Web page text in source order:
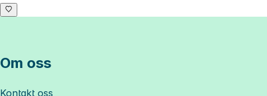
Om oss
Kontakt oss